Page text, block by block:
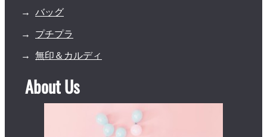
バッグ
プチプラ
無印＆カルディ
About Us